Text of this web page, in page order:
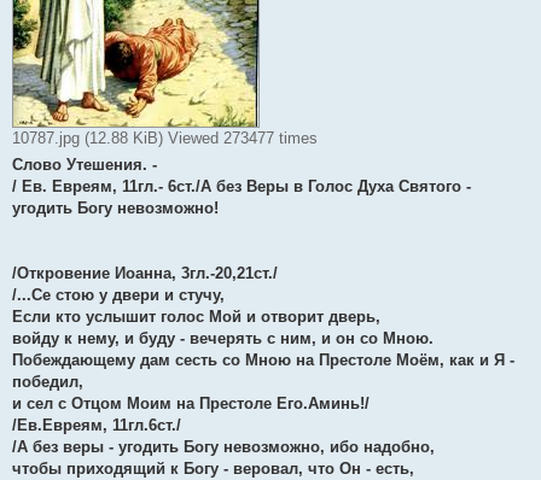
10787.jpg (12.88 KiB) Viewed 273477 times
Слово Утешения. -
/ Ев. Евреям, 11гл.- 6ст./А без Веры в Голос Духа Святого -
угодить Богу невозможно!
/Откровение Иоанна, 3гл.-20,21ст./
/...Се стою у двери и стучу,
Если кто услышит голос Мой и отворит дверь,
войду к нему, и буду - вечерять с ним, и он со Мною.
Побеждающему дам сесть со Мною на Престоле Моём, как и Я -
победил,
и сел с Отцом Моим на Престоле Его.Аминь!/
/Ев.Евреям, 11гл.6ст./
/А без веры - угодить Богу невозможно, ибо надобно,
чтобы приходящий к Богу - веровал, что Он - есть,